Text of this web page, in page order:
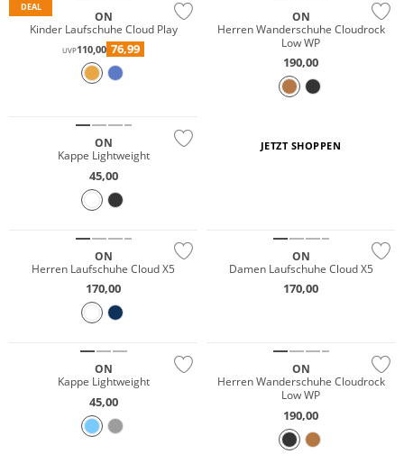
DEAL
ON
Kinder Laufschuhe Cloud Play
UVP110,00 76,99
ON
Herren Wanderschuhe Cloudrock
Low WP
190,00
ON
Kappe Lightweight
45,00
JETZT SHOPPEN
ON
Herren Laufschuhe Cloud X5
170,00
ON
Damen Laufschuhe Cloud X5
170,00
ON
Kappe Lightweight
45,00
ON
Herren Wanderschuhe Cloudrock
Low WP
190,00